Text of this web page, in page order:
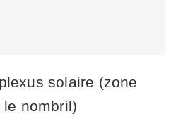
solaire (zone
nombril)